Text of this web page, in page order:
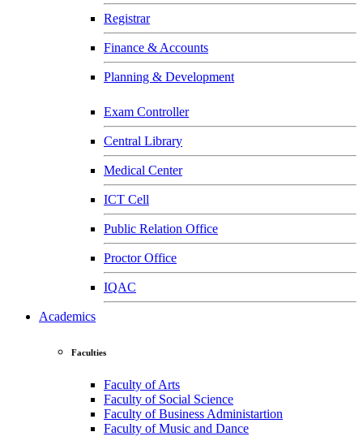
Registrar
Finance & Accounts
Planning & Development
Exam Controller
Central Library
Medical Center
ICT Cell
Public Relation Office
Proctor Office
IQAC
Academics
Faculties
Faculty of Arts
Faculty of Social Science
Faculty of Business Administartion
Faculty of Music and Dance